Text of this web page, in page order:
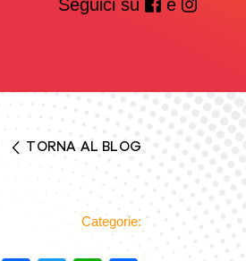
Seguici su e
TORNA AL BLOG
Categorie: